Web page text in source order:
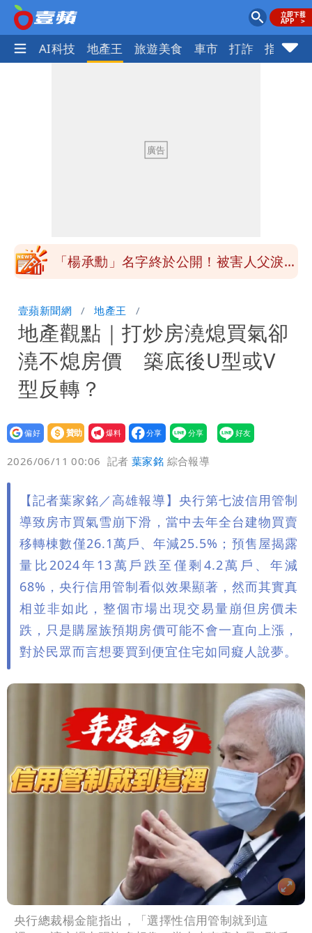
愛美 AI科技 地產王 旅遊美食 車市 打詐 指標企
內馬爾開到「寶可夢神包」後徹底入坑
女師右眼虹膜斷裂恐失明
「楊承勳」名字終於公開！被害人父淚喊
員收益變化
內馬爾開到「寶可夢神包」後徹底入坑
砸重金再買一整桌卡盒
壹蘋新聞網 地產王
地產觀點｜打炒房澆熄買氣卻
澆不熄房價 築底後U型或V
型反轉？
設為
贊助
我要
爆料
2026/06/11 00:06 記者葉家銘 綜合報導
【記者葉家銘／高雄報導】央行第七波信用管制
導致房市買氣雪崩下滑，當中去年全台建物買賣
移轉棟數僅26.1萬戶、年減25.5%；預售屋揭露
量比2024年13萬戶跌至僅剩4.2萬戶、年減
68%，央行信用管制看似效果顯著，然而其實真
相並非如此，整個市場出現交易量崩但房價未
跌，只是購屋族預期房價可能不會一直向上漲，
對於民眾而言想要買到便宜住宅如同癡人說夢。
央行總裁楊金龍指出，「選擇性信用管制就到這